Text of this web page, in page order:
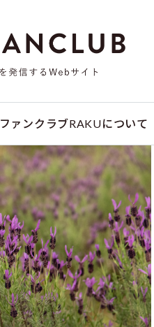
ファンクラブRAKUについて